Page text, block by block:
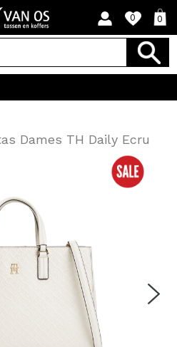
0 0
Dames TH Daily Ecru